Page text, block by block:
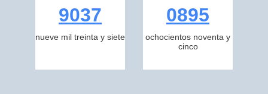
9037
nueve mil treinta y siete
0895
ochocientos noventa y
cinco